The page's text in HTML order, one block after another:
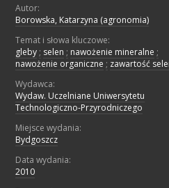
Autor:
Borowska, Katarzyna (agronomia)
Temat i słowa kluczowe:
gleby ; selen ; nawożenie mineralne ;
nawożenie organiczne ; zawartość
Wydawca:
Wydaw. Uczelniane Uniwersytetu
Technologiczno-Przyrodniczego
Miejsce wydania:
Bydgoszcz
Data wydania:
2010